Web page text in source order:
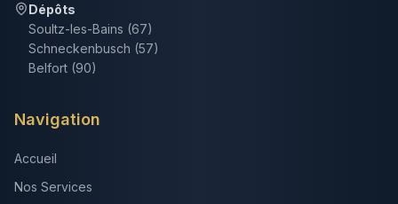
Dépôts
Soultz-les-Bains (67)
Schneckenbusch (57)
Belfort (90)
Navigation
Accueil
Nos Services